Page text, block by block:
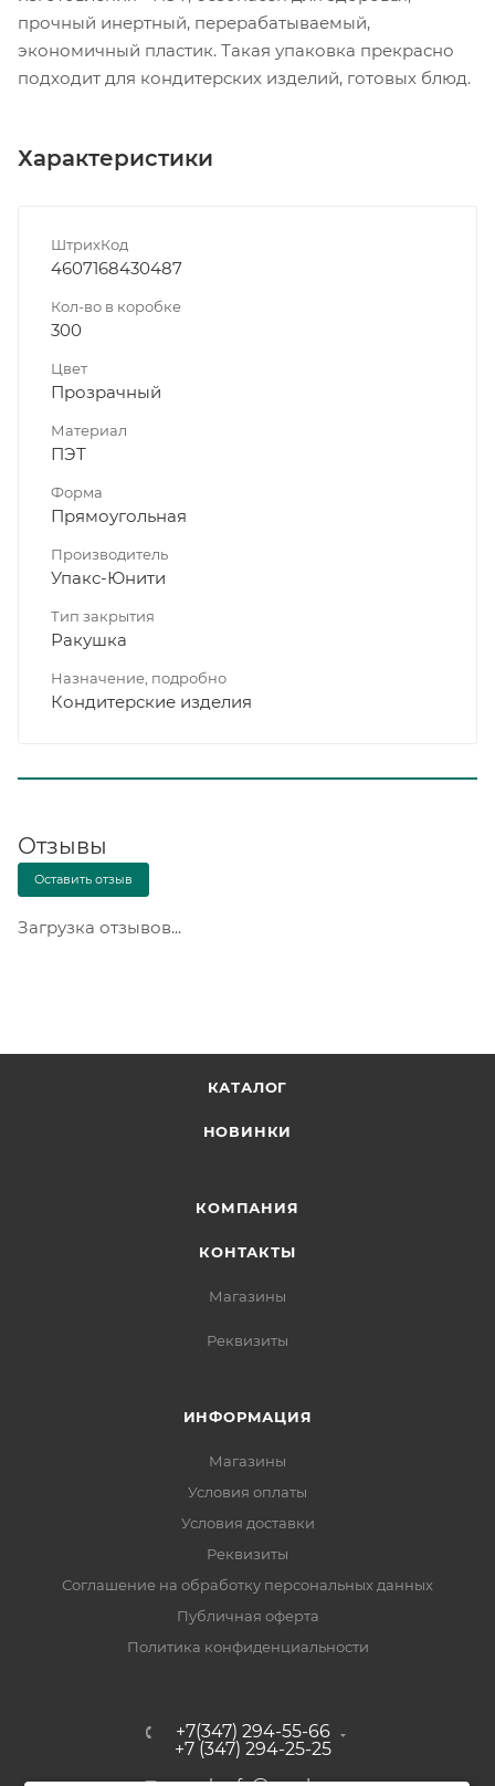
прочный инертный, перерабатываемый,
экономичный пластик. Такая упаковка прекрасно
подходит для кондитерских изделий, готовых блюд.
Характеристики
ШтрихКод
4607168430487
Кол-во в коробке
300
Цвет
Прозрачный
Материал
ПЭТ
Форма
Прямоугольная
Производитель
Упакс-Юнити
Тип закрытия
Ракушка
Назначение, подробно
Кондитерские изделия
Отзывы
Оставить отзыв
Загрузка отзывов...
КАТАЛОГ
НОВИНКИ
КОМПАНИЯ
КОНТАКТЫ
Магазины
Реквизиты
ИНФОРМАЦИЯ
Магазины
Условия оплаты
Условия доставки
Реквизиты
Соглашение на обработку персональных данных
Публичная оферта
Политика конфиденциальности
+7(347) 294-55-66
+7 (347) 294-25-25